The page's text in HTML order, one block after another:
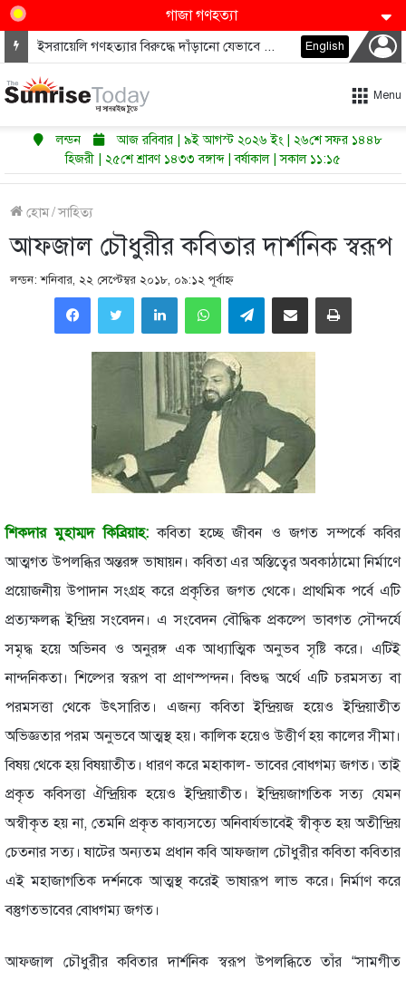
গাজা গণহত্যা
মধ্যপ্রাচ্যের জ্বালানি খাতে নমনীয়তাই এখন নতুন শক্তি English
Menu
লন্ডন
আজ রবিবার | ৯ই আগস্ট ২০২৬ ইং | ২৬শে সফর ১৪৪৮
হিজরী | ২৫শে শ্রাবণ ১৪৩৩ বঙ্গাব্দ | বর্ষাকাল | সকাল ১১:১৫
হোম/সাহিত্য
আফজাল চৌধুরীর কবিতার দার্শনিক স্বরূপ
লন্ডন: শনিবার, ২২ সেপ্টেম্বর ২০১৮, ০৯:১২ পূর্বাহ্ণ
LinkedInWhatsAppTelegramShare via Email Print
শিকদার মুহাম্মদ কিব্রিয়াহ:কবিতা হচ্ছে জীবন ও জগত সম্পর্কে কবির
আত্মগত উপলব্ধির অন্তরঙ্গ ভাষায়ন। কবিতা এর অস্তিত্বের অবকাঠামো নির্মাণে
প্রয়োজনীয় উপাদান সংগ্রহ করে প্রকৃতির জগত থেকে। প্রাথমিক পর্বে এটি
প্রত্যক্ষলব্ধ ইন্দ্রিয় সংবেদন। এ সংবেদন বৌদ্ধিক প্রকল্পে ভাবগত সৌন্দর্যে
সমৃদ্ধ হয়ে অভিনব ও অনুরঙ্গ এক আধ্যাত্মিক অনুভব সৃষ্টি করে। এটিই
নান্দনিকতা। শিল্পের স্বরূপ বা প্রাণস্পন্দন। বিশুদ্ধ অর্থে এটি চরমসত্য বা
পরমসত্তা থেকে উৎসারিত। এজন্য কবিতা ইন্দ্রিয়জ হয়েও ইন্দ্রিয়াতীত
অভিজ্ঞতার পরম অনুভবে আত্মস্থ হয়। কালিক হয়েও উত্তীর্ণ হয় কালের সীমা।
বিষয় থেকে হয় বিষয়াতীত। ধারণ করে মহাকাল- ভাবের বোধগম্য জগত। তাই
প্রকৃত কবিসত্তা ঐন্দ্রিয়িক হয়েও ইন্দ্রিয়াতীত। ইন্দ্রিয়জাগতিক সত্য যেমন
অস্বীকৃত হয় না, তেমনি প্রকৃত কাব্যসত্যে অনিবার্যভাবেই স্বীকৃত হয় অতীন্দ্রিয়
চেতনার সত্য। ষাটের অন্যতম প্রধান কবি আফজাল চৌধুরীর কবিতা কবিতার
এই মহাজাগতিক দর্শনকে আত্মস্থ করেই ভাষারূপ লাভ করে। নির্মাণ করে
বস্তুগতভাবের বোধগম্য জগত।
আফজাল চৌধুরীর কবিতার দার্শনিক স্বরূপ উপলব্ধিতে তাঁর “সামগীত